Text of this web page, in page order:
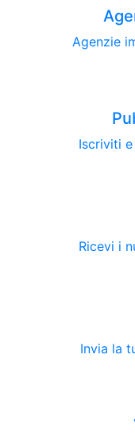
Agenzie
Iscriviti
Ricevi i
Invia la